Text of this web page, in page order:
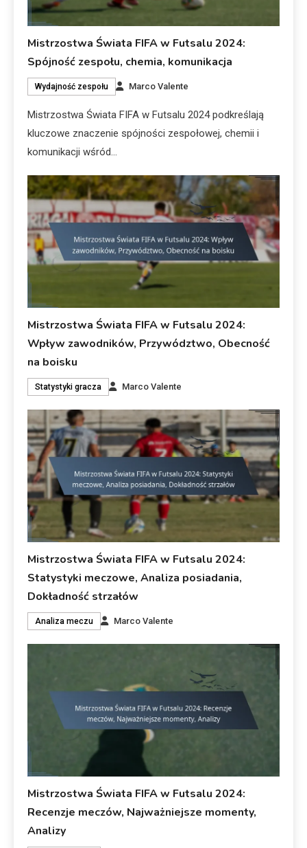
Mistrzostwa Świata FIFA w Futsalu 2024:
Spójność zespołu, chemia, komunikacja
Wydajność zespołu Marco Valente
Mistrzostwa Świata FIFA w Futsalu 2024 podkreślają
kluczowe znaczenie spójności zespołowej, chemii i
komunikacji wśród…
Mistrzostwa Świata FIFA w Futsalu 2024:
Wpływ zawodników, Przywództwo, Obecność
na boisku
Statystyki gracza Marco Valente
Mistrzostwa Świata FIFA w Futsalu 2024:
Statystyki meczowe, Analiza posiadania,
Dokładność strzałów
Analiza meczu Marco Valente
Mistrzostwa Świata FIFA w Futsalu 2024:
Recenzje meczów, Najważniejsze momenty,
Analizy